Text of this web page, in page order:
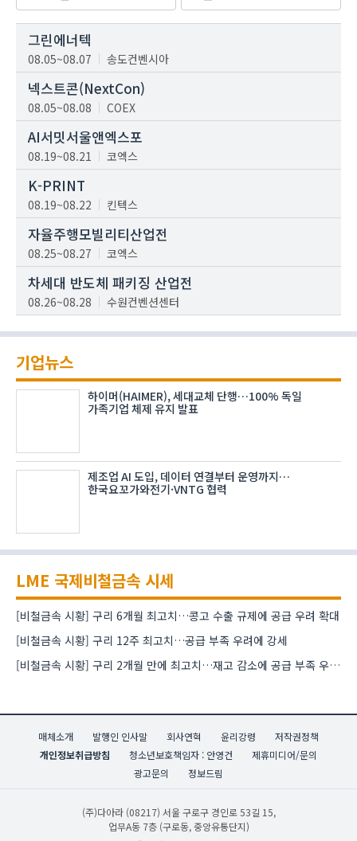
그린에너텍
08.05~08.07 송도컨벤시아
넥스트콘(NextCon)
08.05~08.08 COEX
AI서밋서울앤엑스포
08.19~08.21 코엑스
K-PRINT
08.19~08.22 킨텍스
자율주행모빌리티산업전
08.25~08.27 코엑스
차세대 반도체 패키징 산업전
08.26~08.28 수원컨벤션센터
기업뉴스
하이머(HAIMER), 세대교체 단행…100% 독일
가족기업 체제 유지 발표
제조업 AI 도입, 데이터 연결부터 운영까지…
한국요꼬가와전기·VNTG 협력
LME 국제비철금속 시세
[비철금속 시황] 구리 6개월 최고치…콩고 수출 규제에 공급 우려 확대
[비철금속 시황] 구리 12주 최고치…공급 부족 우려에 강세
[비철금속 시황] 구리 2개월 만에 최고치…재고 감소에 공급 부족 우려 확대
매체소개 발행인 인사말 회사연혁 윤리강령
저작권정책
개인정보취급방침
청소년보호책임자 : 안영건
제휴미디어/문의
광고문의
정보드림
(주)다아라 (08217) 서울 구로구 경인로 53길 15,
업무A동 7층 (구로동, 중앙유통단지)